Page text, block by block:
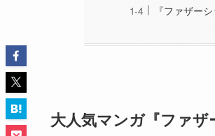
『ファザー
大人気マンガ『ファ